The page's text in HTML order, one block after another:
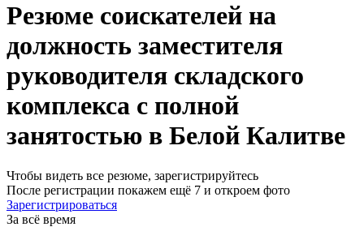
Резюме соискателей на
должность заместителя
руководителя складского
комплекса с полной
занятостью в Белой Калитве
Чтобы видеть все резюме, зарегистрируйтесь
После регистрации покажем ещё 7 и откроем фото
Зарегистрироваться
За всё время